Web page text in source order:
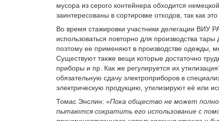
мусора из серого контейнера обходится
заинтересованы в сортировке отходов, так как
Во время стажировки участники делегации ВИУ
использоваться повторно для производства
поэтому ее применяют в производстве одежды,
Существуют также вещи которые достаточно
приборы и пр. Как же регулируется их
обязательную сдачу электроприборов в
электрическую продукцию, утилизируют её или
Томас Энслин: «Пока общество не может
пытаются сократить его использование с